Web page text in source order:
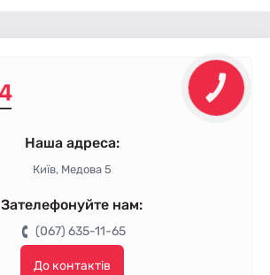
Наша адреса:
Київ, Медова 5
Зателефонуйте нам:
(067) 635-11-65
До контактів